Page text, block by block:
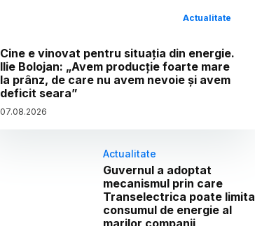
Actualitate
Cine e vinovat pentru situația din energie.
Ilie Bolojan: „Avem producție foarte mare
la prânz, de care nu avem nevoie și avem
deficit seara”
07.08.2026
Actualitate
Guvernul a adoptat
mecanismul prin care
Transelectrica poate limita
consumul de energie al